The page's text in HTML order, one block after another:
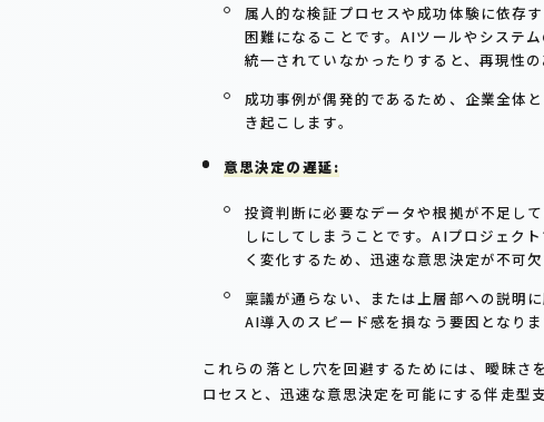
属人的な検証プロセスや成功体験に依存
困難になることです。AIツールやシステ
統一されていなかったりすると、再現性
成功事例が偶発的であるため、企業全体
き起こします。
意思決定の遅延:
投資判断に必要なデータや根拠が不足し
しにしてしまうことです。AIプロジェク
く変化するため、迅速な意思決定が不可欠
稟議が通らない、または上層部への説明
AI導入のスピード感を損なう要因となりま
これらの落とし穴を回避するためには、曖昧
ロセスと、迅速な意思決定を可能にする伴走型